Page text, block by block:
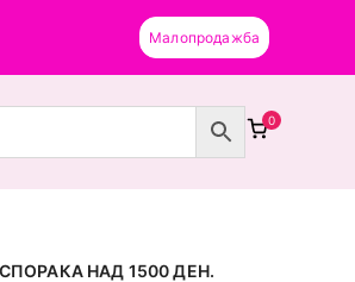
Малопродажба
наменета само за
0
НАД 1500 ДЕН.